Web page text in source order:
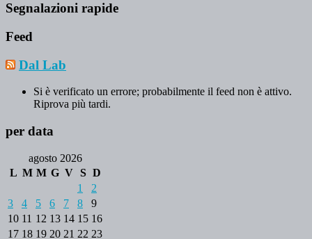
Segnalazioni rapide
Feed
Dal Lab
Si è verificato un errore; probabilmente il feed non è attivo.
Riprova più tardi.
per data
agosto 2026
L M M G V S D
1
2
3
4 5 6 7 8
9
10 11 12 13 14 15 16
17 18 19 20 21 22 23